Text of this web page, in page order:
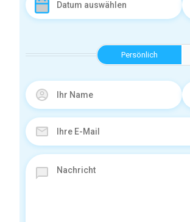
Persönlich